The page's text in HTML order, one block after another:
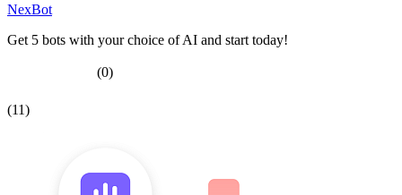
NexBot
Get 5 bots with your choice of AI and start today!
(0)
(11)